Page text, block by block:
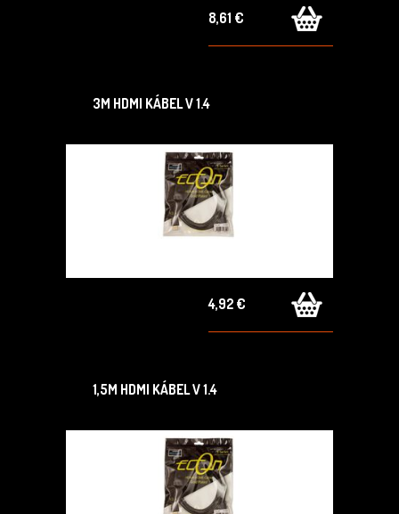
8,61 €
3M HDMI KÁBEL V 1.4
4,92 €
1,5M HDMI KÁBEL V 1.4